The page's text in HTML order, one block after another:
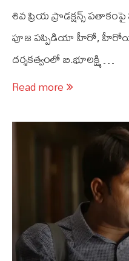
శివ ప్రియ ప్రొడక్షన్స్
పూజ పప్పిడియా హీరో,
దర్శకత్వంలో బి.భూలక్ష్మి …
Read more